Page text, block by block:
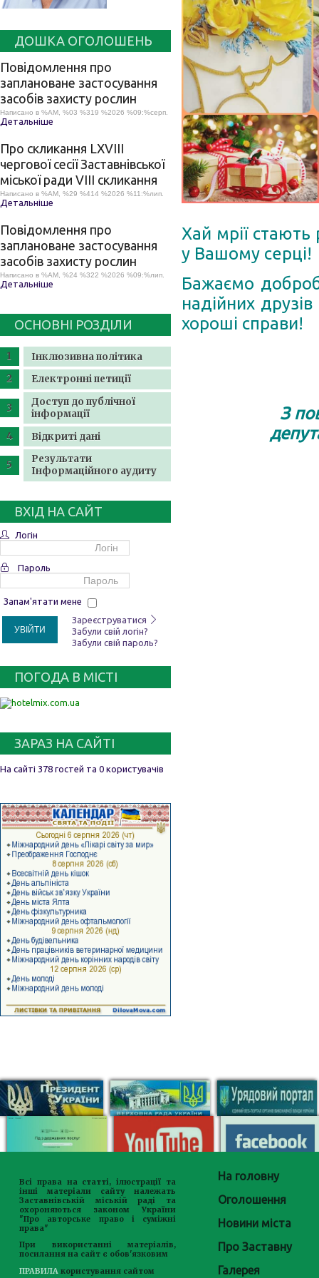
ДОШКА ОГОЛОШЕНЬ
Повідомлення про
заплановане застосування
засобів захисту рослин
Написано в %AM, %03 %319 %2026 %09:%серп.
Детальніше
Про скликання LХVІІІ
чергової сесії Заставнівської
міської ради VIII скликання
Написано в %AM, %29 %414 %2026 %11:%лип.
Детальніше
Повідомлення про
заплановане застосування
засобів захисту рослин
Написано в %AM, %24 %322 %2026 %09:%лип.
Детальніше
ОСНОВНІ РОЗДІЛИ
Інклюзивна політика
Електронні петиції
Доступ до публічної
інформації
Відкриті дані
Результати
Інформаційного аудиту
ВХІД НА САЙТ
Логін
Пароль
Запам'ятати мене
УВІЙТИ
Зареєструватися
Забули свій логін?
Забули свій пароль?
ПОГОДА В МІСТІ
ЗАРАЗ НА САЙТІ
На сайті 378 гостей та 0 користувачів
Хай мрії стають
у Вашому серці!
Бажаємо
надійних
хороші справи!
З
Всі права на статті, ілюстрації та
інші матеріали сайту належать
Заставнівській міській раді та
охороняються законом України
"Про авторське право і суміжні
права"
При використанні матеріалів,
посилання на сайт є обов'язковим
ПРАВИЛА користування сайтом
На головну
Оголошення
Новини міста
Про Заставну
Галерея